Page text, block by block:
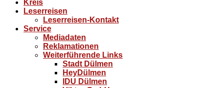
Kreis
Leserreisen
Leserreisen-Kontakt
Service
Mediadaten
Reklamationen
Weiterführende Links
Stadt Dülmen
HeyDülmen
IDU Dülmen